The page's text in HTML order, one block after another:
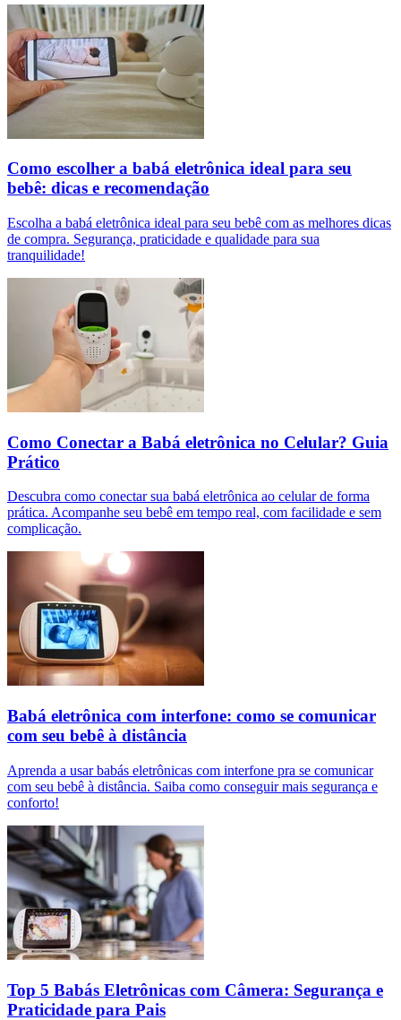
Como escolher a babá eletrônica ideal para seu
bebê: dicas e recomendação
Escolha a babá eletrônica ideal para seu bebê com as melhores dicas
de compra. Segurança, praticidade e qualidade para sua
tranquilidade!
Como Conectar a Babá eletrônica no Celular? Guia
Prático
Descubra como conectar sua babá eletrônica ao celular de forma
prática. Acompanhe seu bebê em tempo real, com facilidade e sem
complicação.
Babá eletrônica com interfone: como se comunicar
com seu bebê à distância
Aprenda a usar babás eletrônicas com interfone pra se comunicar
com seu bebê à distância. Saiba como conseguir mais segurança e
conforto!
Top 5 Babás Eletrônicas com Câmera: Segurança e
Praticidade para Pais